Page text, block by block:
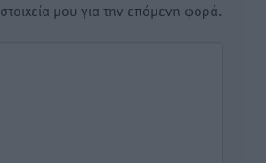
μου για την επόμενη φορά.